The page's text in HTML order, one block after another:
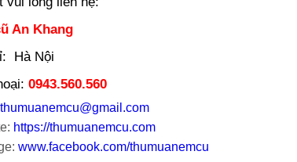
An Khang
Hà Nội
0943.560.560
thumuanemcu@gmail.com
https://thumuanemcu.com
www.facebook.com/thumuanemcu